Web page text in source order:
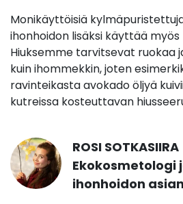
Monikäyttöisiä
ihonhoidon lisäksi käyttää myös
Hiuksemme tarvitsevat ruokaa
kuin ihommekkin, joten
ravinteikasta avokado öljyä
kutreissa kosteuttavan
ROSI SOTKASIIRA
Ekokosmetologi
ihonhoidon